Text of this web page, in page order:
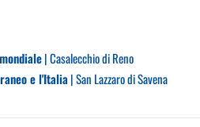
| Casalecchio di Reno
e l'Italia | San Lazzaro di Savena